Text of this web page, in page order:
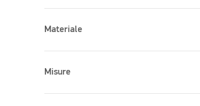
Materiale
Misure